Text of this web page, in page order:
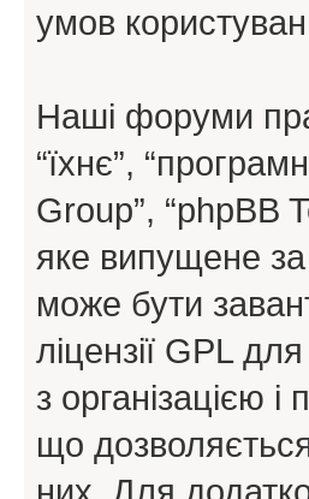
умов
Наші форуми
“їхнє”,
Group”, “phpBB
яке випущене за
може бути
ліцензії GPL
з організацією
що
них. Для